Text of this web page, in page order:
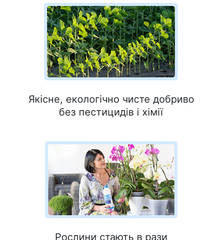
Якісне, екологічно чисте добриво
без пестицидів і хімії
Рослини стають в рази